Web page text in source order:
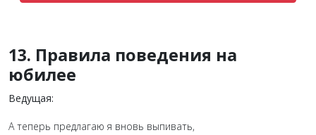
13. Правила поведения на
юбилее
Ведущая:
А теперь предлагаю я вновь выпивать,